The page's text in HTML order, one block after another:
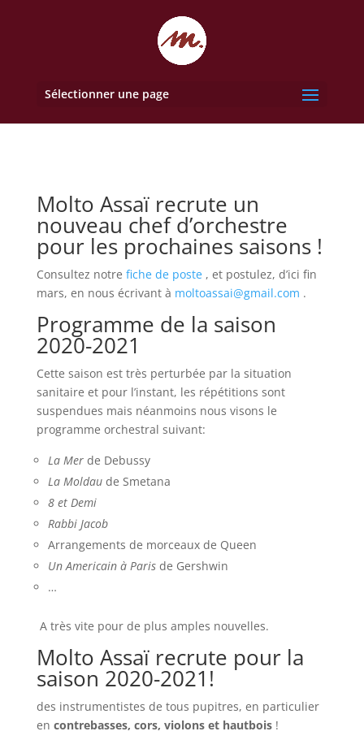
Sélectionner une page
Molto Assaï recrute un
nouveau chef d’orchestre
pour les prochaines saisons !
Consultez notre fiche de poste , et postulez, d’ici fin
mars, en nous écrivant à moltoassai@gmail.com .
Programme de la saison
2020-2021
Cette saison est très perturbée par la situation
sanitaire et pour l’instant, les répétitions sont
suspendues mais néanmoins nous visons le
programme orchestral suivant:
La Merde Debussy
La Moldau de Smetana
8 et Demi
Rabbi Jacob
Arrangements de morceaux de Queen
Un Americain à Parisde Gershwin
…
A très vite pour de plus amples nouvelles.
Molto Assaï recrute pour la
saison 2020-2021!
des instrumentistes de tous pupitres, en particulier
en contrebasses, cors, violons et hautbois !